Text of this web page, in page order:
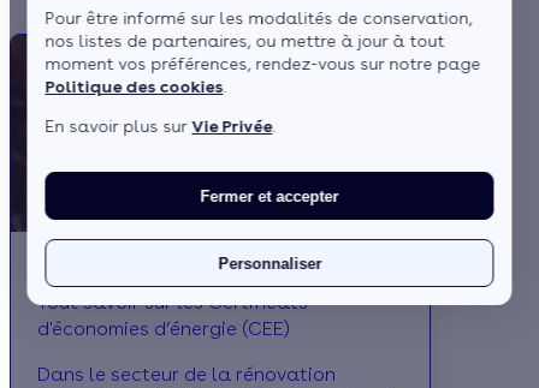
Pour être informé sur les modalités de conservation,
nos listes de partenaires, ou mettre à jour à tout
moment vos préférences, rendez-vous sur notre page
Politique des cookies.
En savoir plus surVie Privée.
Fermer et accepter
Personnaliser
Tout savoir sur les Certificats
d'économies d’énergie (CEE)
Dans le secteur de la rénovation